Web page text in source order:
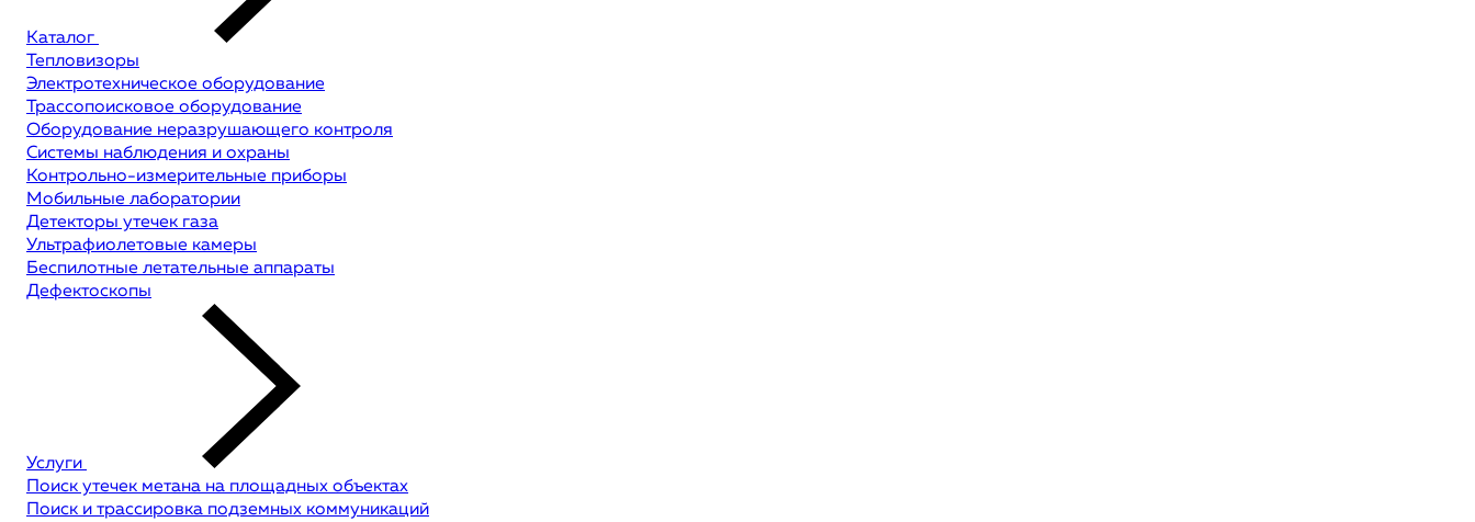
Каталог
Тепловизоры
Электротехническое оборудование
Трассопоисковое оборудование
Оборудование неразрушающего контроля
Системы наблюдения и охраны
Контрольно-измерительные приборы
Мобильные лаборатории
Детекторы утечек газа
Ультрафиолетовые камеры
Беспилотные летательные аппараты
Дефектоскопы
Услуги
Поиск утечек метана на площадных объектах
Поиск и трассировка подземных коммуникаций